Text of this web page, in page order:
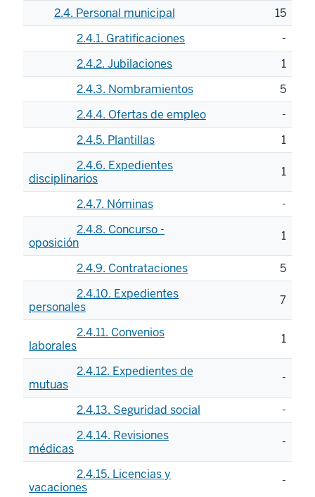
2.4. Personal municipal
15
2.4.1. Gratificaciones
-
2.4.2. Jubilaciones
1
2.4.3. Nombramientos
5
2.4.4. Ofertas de empleo
-
2.4.5. Plantillas
1
2.4.6. Expedientes
disciplinarios
1
2.4.7. Nóminas
-
2.4.8. Concurso -
oposición
1
2.4.9. Contrataciones
5
2.4.10. Expedientes
personales
7
2.4.11. Convenios
laborales
1
2.4.12. Expedientes de
mutuas
-
2.4.13. Seguridad social
-
2.4.14. Revisiones
médicas
-
2.4.15. Licencias y
vacaciones
-